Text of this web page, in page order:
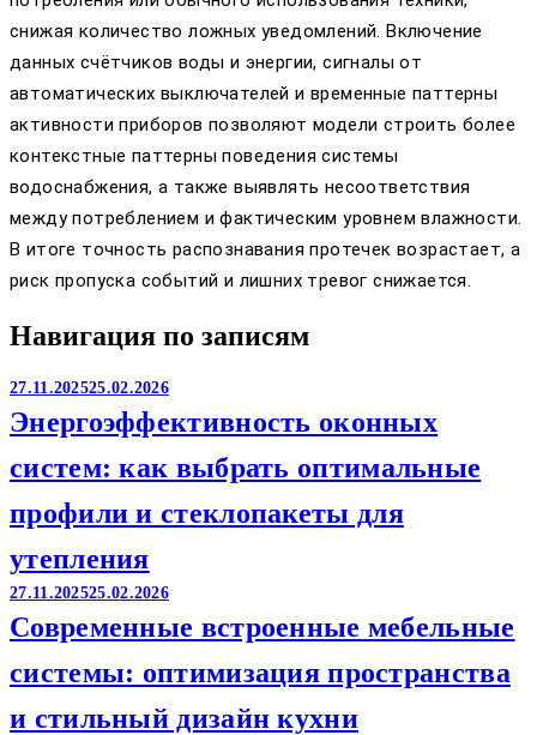
снижая количество ложных уведомлений. Включение
данных счётчиков воды и энергии, сигналы от
автоматических выключателей и временные паттерны
активности приборов позволяют модели строить более
контекстные паттерны поведения системы
водоснабжения, а также выявлять несоответствия
между потреблением и фактическим уровнем влажности.
В итоге точность распознавания протечек возрастает, а
риск пропуска событий и лишних тревог снижается.
Навигация по записям
27.11.202525.02.2026
Энергоэффективность оконных
систем: как выбрать оптимальные
профили и стеклопакеты для
утепления
27.11.202525.02.2026
Современные встроенные мебельные
системы: оптимизация пространства
и стильный дизайн кухни